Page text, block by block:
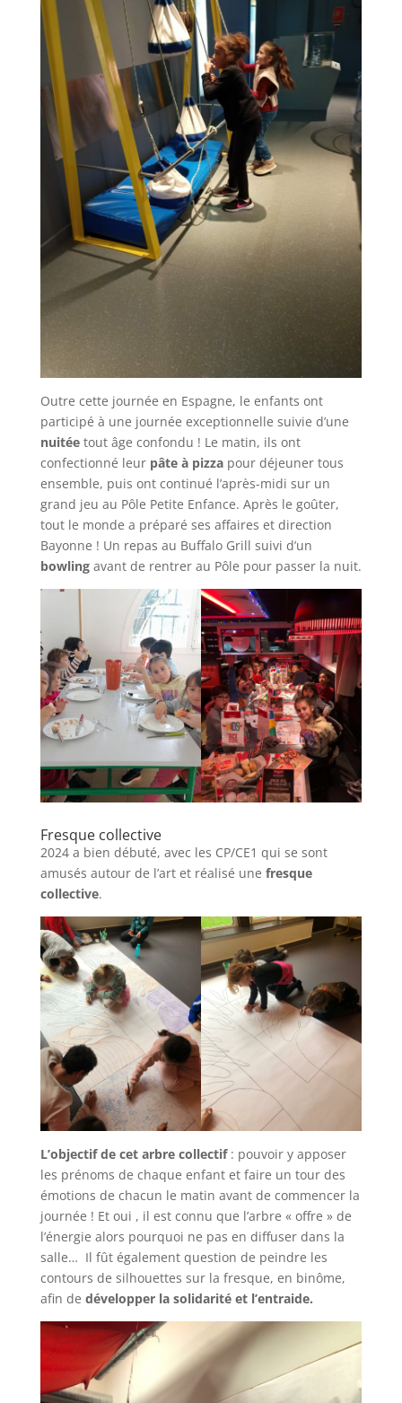
Outre cette journée en Espagne, le enfants ont
participé à une journée exceptionnelle suivie d’une
nuitéetout âge confondu ! Le matin, ils ont
confectionné leur pâte à pizzapour déjeuner tous
ensemble, puis ont continué l’après-midi sur un
grand jeu au Pôle Petite Enfance. Après le goûter,
tout le monde a préparé ses affaires et direction
Bayonne ! Un repas au Buffalo Grill suivi d’un
bowling avant de rentrer au Pôle pour passer la nuit.
Fresque collective
2024 a bien débuté, avec les CP/CE1 qui se sont
amusés autour de l’art et réalisé une fresque
collective.
L’objectif de cet arbre collectif : pouvoir y apposer
les prénoms de chaque enfant et faire un tour des
émotions de chacun le matin avant de commencer la
journée ! Et oui , il est connu que l’arbre « offre » de
l’énergie alors pourquoi ne pas en diffuser dans la
salle… Il fût également question de peindre les
contours de silhouettes sur la fresque, en binôme,
afin de développer la solidarité et l’entraide.